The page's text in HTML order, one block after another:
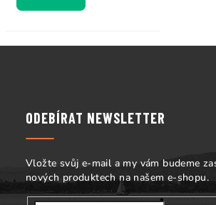
ODEBÍRAT NEWSLETTER
Vložte svůj e-mail a my vám budeme
nových produktech na našem e-shopu.